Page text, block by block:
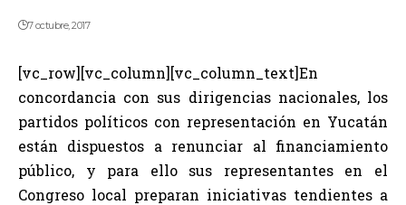
7 octubre, 2017
[vc_row][vc_column][vc_column_text]En
concordancia con sus dirigencias nacionales, los
partidos políticos con representación en Yucatán
están dispuestos a renunciar al financiamiento
público, y para ello sus representantes en el
Congreso local preparan iniciativas tendientes a